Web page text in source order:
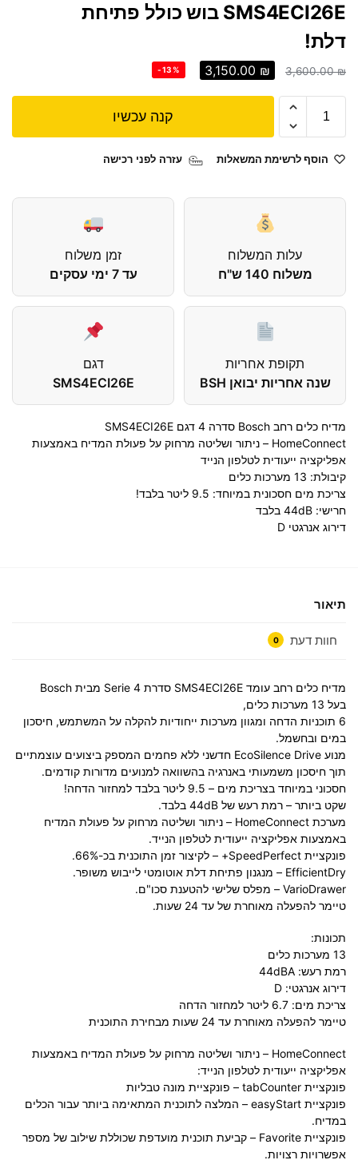
SMS4ECI26E בוש כולל פתיחת
דלת!
3,600.00₪
3,150.00 ₪
-13%
קנה עכשיו
הוסף לרשימת המשאלות עזרה לפני רכישה
עלות המשלוח
משלוח 140 ש"ח
זמן משלוח
עד 7 ימי עסקים
תקופת אחריות
שנה אחריות יבואן BSH
דגם
SMS4ECI26E
מדיח כלים רחב Bosch סדרה 4 דגם SMS4ECI26E
HomeConnect – ניתור ושליטה מרחוק על פעולת המדיח באמצעות
אפליקציה ייעודית לטלפון הנייד
קיבולת: 13 מערכות כלים
צריכת מים חסכונית במיוחד: 9.5 ליטר בלבד!
חרישי: 44dB בלבד
דירוג אנרגטי D
תיאור
חוות דעת 0
מדיח כלים רחב עומד SMS4ECI26E סדרת Serie 4 מבית Bosch
בעל 13 מערכות כלים,
6 תוכניות הדחה ומגוון מערכות ייחודיות להקלה על המשתמש, חיסכון
במים ובחשמל.
מנוע EcoSilence Drive חדשני ללא פחמים המספק ביצועים עוצמתיים
תוך חיסכון משמעותי באנרגיה בהשוואה למנועים מדורות קודמים.
חסכוני במיוחד בצריכת מים – 9.5 ליטר בלבד למחזור הדחה!
שקט ביותר – רמת רעש של 44dB בלבד.
מערכת HomeConnect – ניתור ושליטה מרחוק על פעולת המדיח
באמצעות אפליקציה ייעודית לטלפון הנייד.
פונקציית SpeedPerfect+ – לקיצור זמן התוכנית בכ-66%.
EfficientDry – מנגנון פתיחת דלת אוטומטי לייבוש משופר.
VarioDrawer – מפלס שלישי להטענת סכו"ם.
טיימר להפעלה מאוחרת של עד 24 שעות.
תכונות:
13 מערכות כלים
רמת רעש: 44dBA
דירוג אנרגטי: D
צריכת מים: 6.7 ליטר למחזור הדחה
טיימר להפעלה מאוחרת עד 24 שעות מבחירת התוכנית
HomeConnect – ניתור ושליטה מרחוק על פעולת המדיח באמצעות
אפליקציה ייעודית לטלפון הנייד:
פונקציית tabCounter
– פונקציית מונה טבליות
פונקציית easyStart
– המלצה לתוכנית המתאימה ביותר עבור הכלים
במדיח.
פונקציית Favorite
– קביעת תוכנית מועדפת שכוללת שילוב של מספר
אפשרויות רצויות.